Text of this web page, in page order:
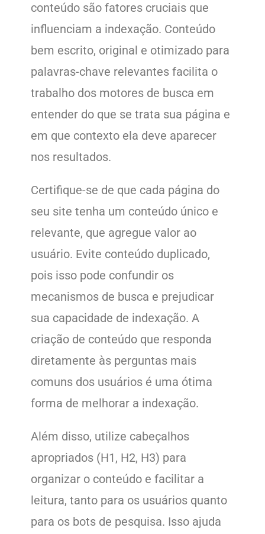
conteúdo são fatores cruciais que
influenciam a indexação. Conteúdo
bem escrito, original e otimizado para
palavras-chave relevantes facilita o
trabalho dos motores de busca em
entender do que se trata sua página e
em que contexto ela deve aparecer
nos resultados.
Certifique-se de que cada página do
seu site tenha um conteúdo único e
relevante, que agregue valor ao
usuário. Evite conteúdo duplicado,
pois isso pode confundir os
mecanismos de busca e prejudicar
sua capacidade de indexação. A
criação de conteúdo que responda
diretamente às perguntas mais
comuns dos usuários é uma ótima
forma de melhorar a indexação.
Além disso, utilize cabeçalhos
apropriados (H1, H2, H3) para
organizar o conteúdo e facilitar a
leitura, tanto para os usuários quanto
para os bots de pesquisa. Isso ajuda